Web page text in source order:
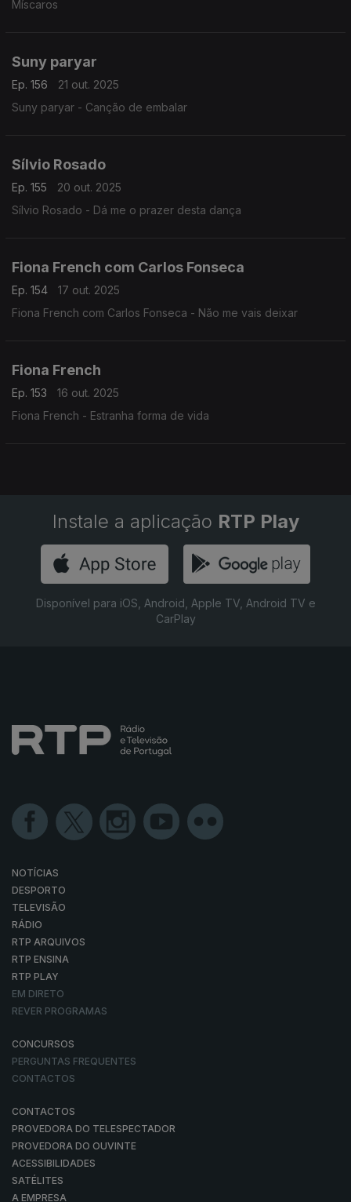
Míscaros
Suny paryar
Ep. 156
21 out. 2025
Suny paryar - Canção de embalar
Sílvio Rosado
Ep. 155
20 out. 2025
Sílvio Rosado - Dá me o prazer desta dança
Fiona French com Carlos Fonseca
Ep. 154
17 out. 2025
Fiona French com Carlos Fonseca - Não me vais deixar
Fiona French
Ep. 153
16 out. 2025
Fiona French - Estranha forma de vida
Instale a aplicação RTP Play
Disponível para iOS, Android, Apple TV, Android TV e
CarPlay
NOTÍCIAS
DESPORTO
TELEVISÃO
RÁDIO
RTP ARQUIVOS
RTP ENSINA
RTP PLAY
EM DIRETO
REVER PROGRAMAS
CONCURSOS
PERGUNTAS FREQUENTES
CONTACTOS
CONTACTOS
PROVEDORA DO TELESPECTADOR
PROVEDORA DO OUVINTE
ACESSIBILIDADES
SATÉLITES
A EMPRESA